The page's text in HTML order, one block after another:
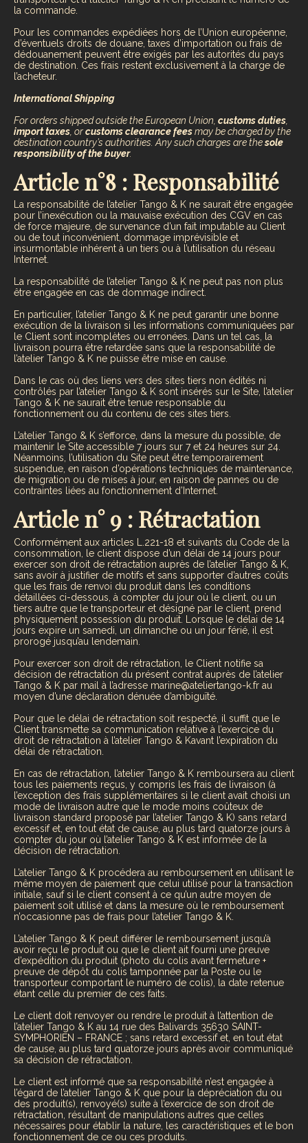
la commande.
Pour les commandes expédiées hors de l’Union européenne,
d’éventuels droits de douane, taxes d’importation ou frais de
dédouanement peuvent être exigés par les autorités du pays
de destination. Ces frais restent exclusivement à la charge de
l’acheteur.
International Shipping
For orders shipped outside the European Union, customs duties,
import taxes, orcustoms clearance feesmay be charged by the
destination country’s authorities. Any such charges are thesole
responsibility of the buyer.
Article n°8 : Responsabilité
La responsabilité de l’atelier Tango & K ne saurait être engagée
pour l’inexécution ou la mauvaise exécution des CGV en cas
de force majeure, de survenance d’un fait imputable au Client
ou de tout inconvénient, dommage imprévisible et
insurmontable inhérent à un tiers ou à l’utilisation du réseau
Internet.
La responsabilité de l’atelier Tango & K ne peut pas non plus
être engagée en cas de dommage indirect.
En particulier, l’atelier Tango & K ne peut garantir une bonne
exécution de la livraison si les informations communiquées par
le Client sont incomplètes ou erronées. Dans un tel cas, la
livraison pourra être retardée sans que la responsabilité de
l’atelier Tango & K ne puisse être mise en cause.
Dans le cas où des liens vers des sites tiers non édités ni
contrôlés par l’atelier Tango & K sont insérés sur le Site, l’atelier
Tango & K ne saurait être tenue responsable du
fonctionnement ou du contenu de ces sites tiers.
L’atelier Tango & K s’efforce, dans la mesure du possible, de
maintenir le Site accessible 7 jours sur 7 et 24 heures sur 24.
Néanmoins, l’utilisation du Site peut être temporairement
suspendue, en raison d’opérations techniques de maintenance,
de migration ou de mises à jour, en raison de pannes ou de
contraintes liées au fonctionnement d’Internet.
Article n° 9 : Rétractation
Conformément aux articles L.221-18 et suivants du Code de la
consommation, le client dispose d’un délai de 14 jours pour
exercer son droit de rétractation auprès de l’atelier Tango & K,
sans avoir à justifier de motifs et sans supporter d’autres coûts
que les frais de renvoi du produit dans les conditions
détaillées ci-dessous, à compter du jour où le client, ou un
tiers autre que le transporteur et désigné par le client, prend
physiquement possession du produit. Lorsque le délai de 14
jours expire un samedi, un dimanche ou un jour férié, il est
prorogé jusqu’au lendemain.
Pour exercer son droit de rétractation, le Client notifie sa
décision de rétractation du présent contrat auprès de l’atelier
Tango & K par mail à l’adresse marine@ateliertango-k.fr au
moyen d’une déclaration dénuée d’ambiguïté.
Pour que le délai de rétractation soit respecté, il suffit que le
Client transmette sa communication relative à l’exercice du
droit de rétractation à l’atelier Tango & Kavant l’expiration du
délai de rétractation.
En cas de rétractation, l’atelier Tango & K remboursera au client
tous les paiements reçus, y compris les frais de livraison (à
l’exception des frais supplémentaires si le client avait choisi un
mode de livraison autre que le mode moins coûteux de
livraison standard proposé par l’atelier Tango & K) sans retard
excessif et, en tout état de cause, au plus tard quatorze jours à
compter du jour où l’atelier Tango & K est informée de la
décision de rétractation.
L’atelier Tango & K procédera au remboursement en utilisant le
même moyen de paiement que celui utilisé pour la transaction
initiale, sauf si le client consent à ce qu’un autre moyen de
paiement soit utilisé et dans la mesure où le remboursement
n’occasionne pas de frais pour l’atelier Tango & K.
L’atelier Tango & K peut différer le remboursement jusqu’à
avoir reçu le produit ou que le client ait fourni une preuve
d’expédition du produit (photo du colis avant fermeture +
preuve de dépôt du colis tamponnée par la Poste ou le
transporteur comportant le numéro de colis), la date retenue
étant celle du premier de ces faits.
Le client doit renvoyer ou rendre le produit à l’attention de
l’atelier Tango & K au 14 rue des Balivards 35630 SAINT-
SYMPHORIEN – FRANCE ; sans retard excessif et, en tout état
de cause, au plus tard quatorze jours après avoir communiqué
sa décision de rétractation.
Le client est informé que sa responsabilité n’est engagée à
l’égard de l’atelier Tango & K que pour la dépréciation du ou
des produit(s), renvoyé(s) suite à l’exercice de son droit de
rétractation, résultant de manipulations autres que celles
nécessaires pour établir la nature, les caractéristiques et le bon
fonctionnement de ce ou ces produits.